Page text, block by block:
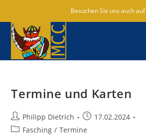
springen
Besuchen Sie uns auch auf
Termine und Karten
Beitrags-
Autor:
Philipp Dietrich
Beitrag
veröffentlicht:
17.02.2024
Beitrags-
Fasching / Termine